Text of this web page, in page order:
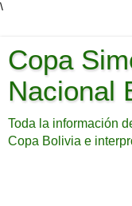
\
Copa
Nacional
Toda la información
Copa Bolivia e